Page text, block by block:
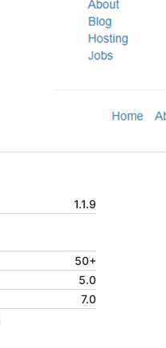
1.1.9
50+
5.0
7.0